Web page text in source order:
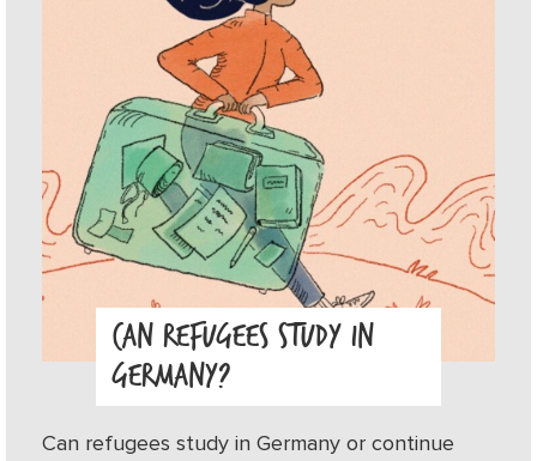
CAN REFUGEES STUDY IN
GERMANY?
Can refugees study in Germany or continue